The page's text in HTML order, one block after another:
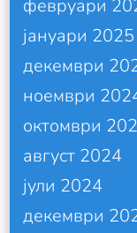
февруари
јануари 2025
декември
ноември
октомври
август 2024
јули 2024
декември